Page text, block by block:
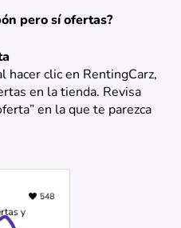
pero sí ofertas?
hacer clic en RentingCarz,
en la tienda. Revisa
en la que te parezca